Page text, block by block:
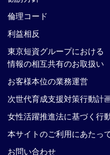
倫理コード
利益相反
東京短資グループにおける
情報の相互共有のお取扱い
お客様本位の業務運営
次世代育成支援対策行動計
女性活躍推進法に基づく行
本サイトのご利用にあたっ
お問い合わせ